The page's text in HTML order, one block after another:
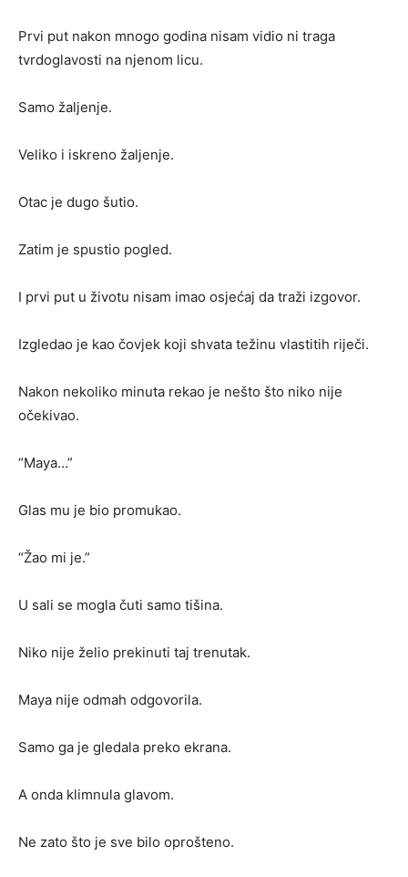
Prvi put nakon mnogo godina nisam vidio ni traga
tvrdoglavosti na njenom licu.
Samo žaljenje.
Veliko i iskreno žaljenje.
Otac je dugo šutio.
Zatim je spustio pogled.
I prvi put u životu nisam imao osjećaj da traži izgovor.
Izgledao je kao čovjek koji shvata težinu vlastitih riječi.
Nakon nekoliko minuta rekao je nešto što niko nije
očekivao.
“Maya…”
Glas mu je bio promukao.
“Žao mi je.”
U sali se mogla čuti samo tišina.
Niko nije želio prekinuti taj trenutak.
Maya nije odmah odgovorila.
Samo ga je gledala preko ekrana.
A onda klimnula glavom.
Ne zato što je sve bilo oprošteno.